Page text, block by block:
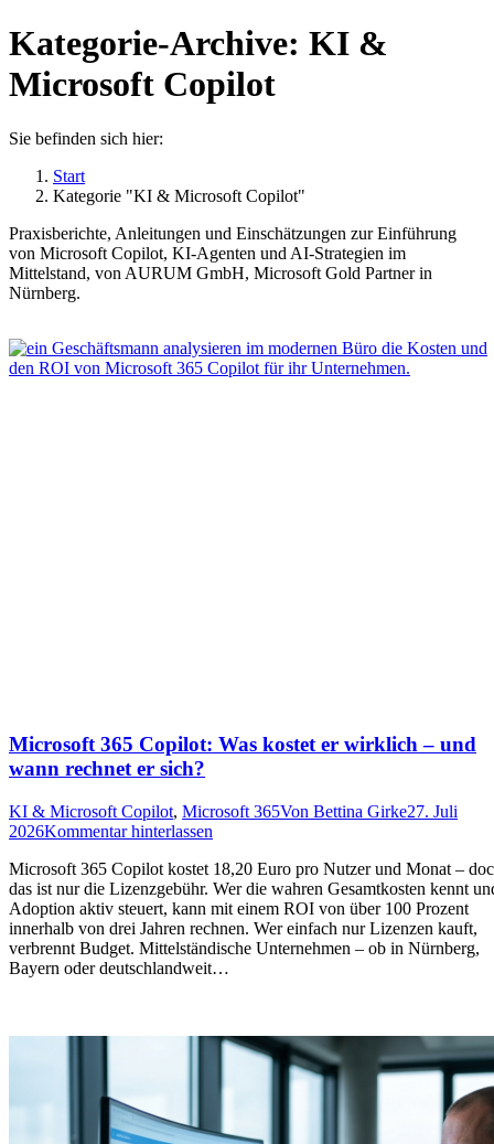
page
opens
new
page
opens
new
page
opens
new
page
opens
new
Kategorie-Archive: KI &
Microsoft Copilot
Sie befinden sich hier:
Start
Kategorie "KI & Microsoft Copilot"
Praxisberichte, Anleitungen und Einschätzungen zur Einführung
von Microsoft Copilot, KI-Agenten und AI-Strategien im
Mittelstand, von AURUM GmbH, Microsoft Gold Partner in
Nürnberg.
Microsoft 365 Copilot: Was kostet er wirklich – und
wann rechnet er sich?
KI & Microsoft Copilot, Microsoft 365Von Bettina Girke27. Juli
2026Kommentar hinterlassen
Microsoft 365 Copilot kostet 18,20 Euro pro Nutzer und Monat –
das ist nur die Lizenzgebühr. Wer die wahren Gesamtkosten kennt
Adoption aktiv steuert, kann mit einem ROI von über 100 Prozent
innerhalb von drei Jahren rechnen. Wer einfach nur Lizenzen kauft,
verbrennt Budget. Mittelständische Unternehmen – ob in Nürnberg,
Bayern oder deutschlandweit…